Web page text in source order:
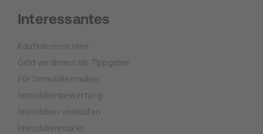
Interessantes
Kaufinteressenten
Geld verdienen als Tippgeber
Für Immobilienmakler
Immobilienbewertung
Immobilien verkaufen
Immobilienmakler